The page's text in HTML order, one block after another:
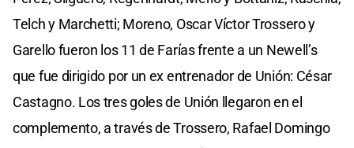
Telch y Marchetti; Moreno, Oscar Víctor Trossero y
Garello fueron los 11 de Farías frente a un Newell’s
que fue dirigido por un ex entrenador de Unión: César
Castagno. Los tres goles de Unión llegaron en el
complemento, a través de Trossero, Rafael Domingo